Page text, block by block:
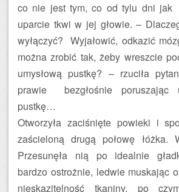
co nie jest tym, co od tylu dni jak
uparcie tkwi w jej głowie. –
wyłączyć? Wyjałowić, odkazić
można zrobić tak, żeby wreszcie
umysłową pustkę? – rzuciła
prawie bezgłośnie poruszając
pustkę…
Otworzyła zaciśnięte powieki i
zaścieloną drugą połowę łóżka.
Przesunęła nią po idealnie
bardzo ostrożnie, ledwie muskając
nieskazitelność tkaniny, po